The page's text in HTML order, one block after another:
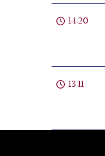
14:20
13:11